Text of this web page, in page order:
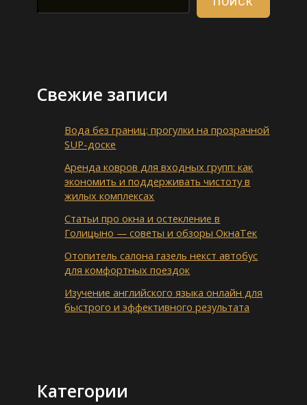
Свежие записи
Вода без границ: прогулки на прозрачной
SUP-доске
Аренда ковров для входных групп: как
экономить и поддерживать чистоту в
жилых комплексах
Статьи про окна и остекление в
Голицыно — советы и обзоры ОкнаТек
Отопитель салона газель некст автобус
для комфортных поездок
Изучение английского языка онлайн для
быстрого и эффективного результата
Категории